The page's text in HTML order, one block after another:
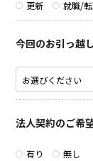
更新 就職/
今回のお引っ越
法人契約のご希
有り 無し